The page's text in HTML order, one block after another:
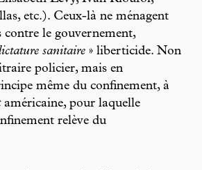
etc.). Ceux-là ne ménagent
contre le gouvernement,
sanitaire » liberticide. Non
policier, mais en
même du confinement, à
américaine, pour laquelle
relève du